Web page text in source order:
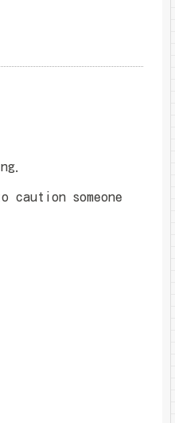
caution someone